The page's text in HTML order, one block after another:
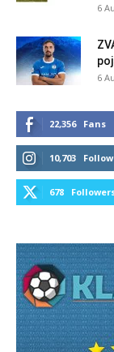
6
6
22,356 Fans
10,703
678